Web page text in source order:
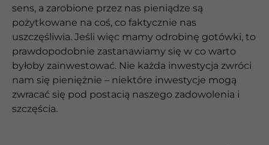
sens, a zarobione przez nas pieniądze są
pożytkowane na coś, co faktycznie nas
uszczęśliwia. Jeśli więc mamy odrobinę gotówki, to
prawdopodobnie zastanawiamy się w co warto
byłoby zainwestować. Nie każda inwestycja zwróci
nam się pieniężnie – niektóre inwestycje mogą
zwracać się pod postacią naszego zadowolenia i
szczęścia.